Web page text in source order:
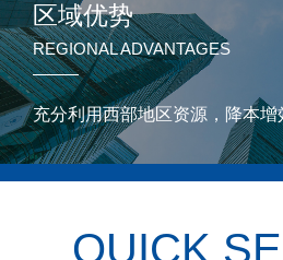
区域优势
REGIONAL ADVANTAGES
充分利用西部地区资源，降本增
QUICK